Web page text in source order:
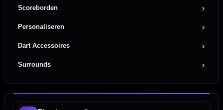
Scoreborden
Personaliseren
Dart Accessoires
Surrounds